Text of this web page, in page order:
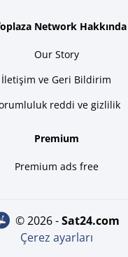
Network Hakkında
Our Story
İletişim ve Geri Bildirim
reddi ve gizlilik
Premium
Premium ads free
© 2026 - sat24.com
Çerez ayarları